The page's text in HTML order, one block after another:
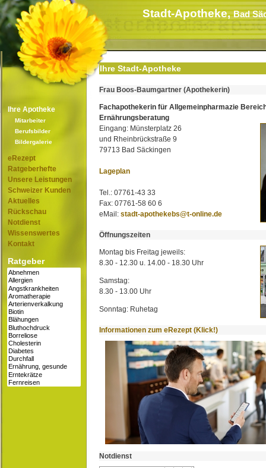
Stadt-Apotheke,Bad
Ihre Apotheke
Mitarbeiter
Berufsbilder
Bildergalerie
eRezept
Ratgeberhefte
Unsere Leistungen
Schweizer Kunden
Aktuelles
Rückschau
Notdienst
Wissenswertes
Kontakt
Ratgeber
Ihre Stadt-Apotheke
Frau Boos-Baumgartner (Apothekerin)
Fachapothekerin für Allgemeinpharmazie
Ernährungsberatung
Eingang: Münsterplatz 26
und Rheinbrückstraße 9
79713 Bad Säckingen
Lageplan
Tel.: 07761-43 33
Fax: 07761-58 60 6
eMail: stadt-apothekebs@t-online.de
Öffnungszeiten
Montag bis Freitag jeweils:
8.30 - 12.30 u. 14.00 - 18.30 Uhr
Samstag:
8.30 - 13.00 Uhr
Sonntag: Ruhetag
Informationen zum eRezept (Klick!)
Notdienst